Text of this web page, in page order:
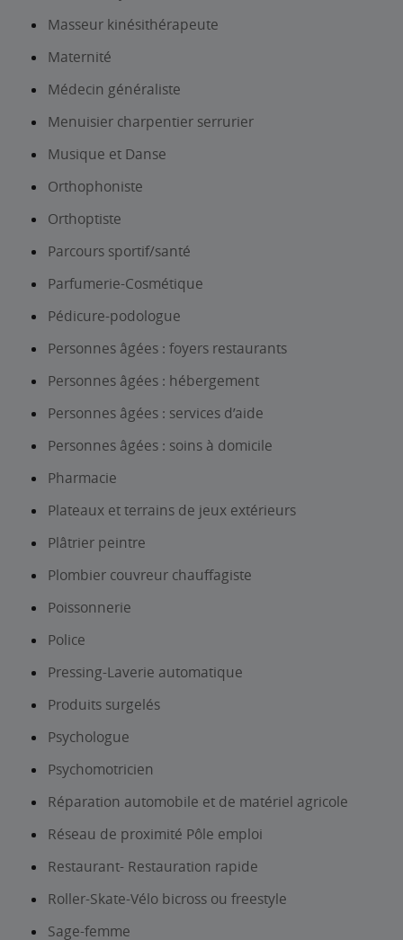
Masseur kinésithérapeute
Maternité
Médecin généraliste
Menuisier charpentier serrurier
Musique et Danse
Orthophoniste
Orthoptiste
Parcours sportif/santé
Parfumerie-Cosmétique
Pédicure-podologue
Personnes âgées : foyers restaurants
Personnes âgées : hébergement
Personnes âgées : services d’aide
Personnes âgées : soins à domicile
Pharmacie
Plateaux et terrains de jeux extérieurs
Plâtrier peintre
Plombier couvreur chauffagiste
Poissonnerie
Police
Pressing-Laverie automatique
Produits surgelés
Psychologue
Psychomotricien
Réparation automobile et de matériel agricole
Réseau de proximité Pôle emploi
Restaurant- Restauration rapide
Roller-Skate-Vélo bicross ou freestyle
Sage-femme